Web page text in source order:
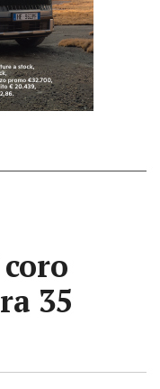
35